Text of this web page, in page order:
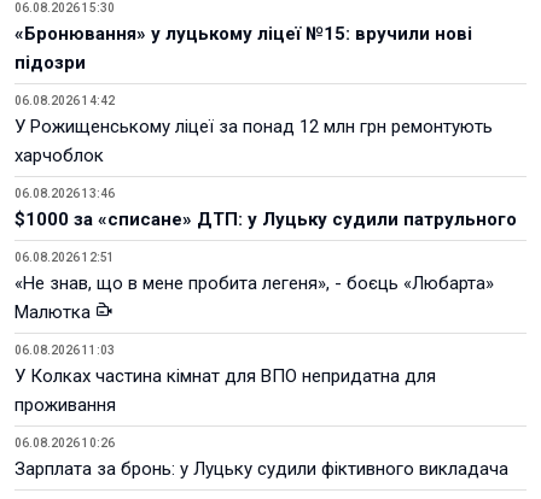
06.08.2026 15:30
«Бронювання» у луцькому ліцеї №15: вручили нові
підозри
06.08.2026 14:42
У Рожищенському ліцеї за понад 12 млн грн ремонтують
харчоблок
06.08.2026 13:46
$1000 за «списане» ДТП: у Луцьку судили патрульного
06.08.2026 12:51
«Не знав, що в мене пробита легеня», - боєць «Любарта»
Малютка
06.08.2026 11:03
У Колках частина кімнат для ВПО непридатна для
проживання
06.08.2026 10:26
Зарплата за бронь: у Луцьку судили фіктивного викладача